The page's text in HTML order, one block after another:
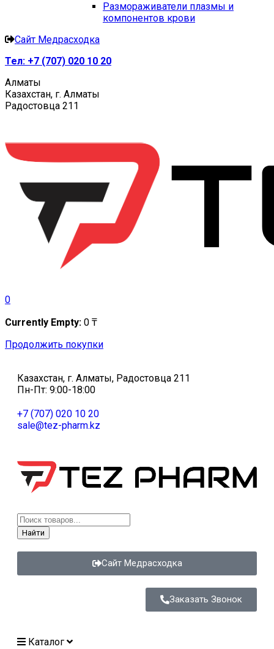
Размораживатели плазмы и
компонентов крови
Сайт Медрасходка
Тел: +7 (707) 020 10 20
Алматы
Казахстан, г. Алматы
Радостовца 211
0
Currently Empty: 0 ₸
Продолжить покупки
Казахстан, г. Алматы, Радостовца 211
Пн-Пт: 9:00-18:00
+7 (707) 020 10 20
sale@tez-pharm.kz
Найти
Сайт Медрасходка
Заказать Звонок
Каталог